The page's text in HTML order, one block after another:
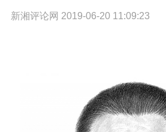
新湘评论网 2019-06-20 11:09:23